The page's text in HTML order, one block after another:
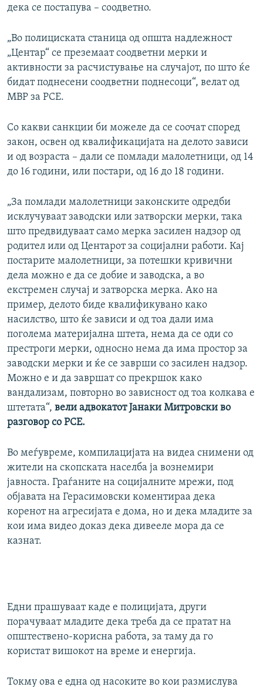
дека се постапува – соодветно.
„Во полициската станица од општа надлежност
„Центар“ се преземаат соодветни мерки и
активности за расчистување на случајот, по што ќе
бидат поднесени соодветни поднесоци“, велат од
МВР за РСЕ.
Со какви санкции би можеле да се соочат според
закон, освен од квалификацијата на делото зависи
и од возраста – дали се помлади малолетници, од 14
до 16 години, или постари, од 16 до 18 години.
„За помлади малолетници законските одредби
исклучуваат заводски или затворски мерки, така
што предвидуваат само мерка засилен надзор од
родител или од Центарот за социјални работи. Кај
постарите малолетници, за потешки кривични
дела можно е да се добие и заводска, а во
екстремен случај и затворска мерка. Ако на
пример, делото биде квалификувано како
насилство, што ќе зависи и од тоа дали има
поголема материјална штета, нема да се оди со
престроги мерки, односно нема да има простор за
заводски мерки и ќе се заврши со засилен надзор.
Можно е и да завршат со прекршок како
вандализам, повторно во зависност од тоа колкава е
штетата“, вели адвокатот Јанаки Митровски во
разговор со РСЕ.
Во меѓувреме, компилацијата на видеа снимени од
жители на скопската населба ја вознемири
јавноста. Граѓаните на социјалните мрежи, под
објавата на Герасимовски коментираа дека
коренот на агресијата е дома, но и дека младите за
кои има видео доказ дека дивееле мора да се
казнат.
Едни прашуваат каде е полицијата, други
порачуваат младите дека треба да се пратат на
општествено-корисна работа, за таму да го
користат вишокот на време и енергија.
Токму ова е една од насоките во кои размислува